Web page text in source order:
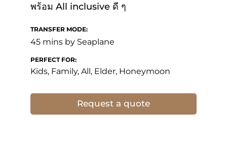
พร้อม All inclusive ดี ๆ
Request a quote
45 mins by Seaplane
TRANSFER MODE:
Kids, Family, All, Elder, Honeymoon
PERFECT FOR: